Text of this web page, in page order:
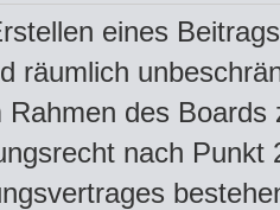
eines
räumlich
Rahmen des Boards
nach